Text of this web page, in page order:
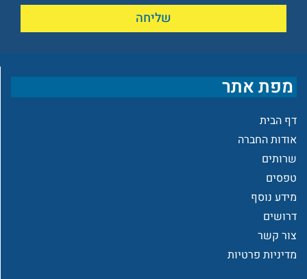
שליחה
מפת אתר
דף הבית
אודות החברה
שרותים
טפסים
מידע נוסף
דרושים
צור קשר
מדיניות פרטיות